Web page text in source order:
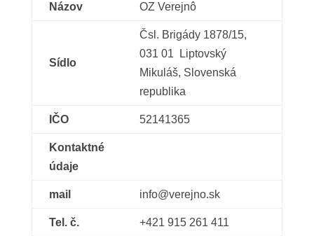
Názov OZ Verejnô
Sídlo
Čsl. Brigády 1878/15,
031 01 Liptovský
Mikuláš, Slovenská
republika
IČO 52141365
Kontaktné
údaje
mail info@verejno.sk
Tel. č. +421 915 261 411